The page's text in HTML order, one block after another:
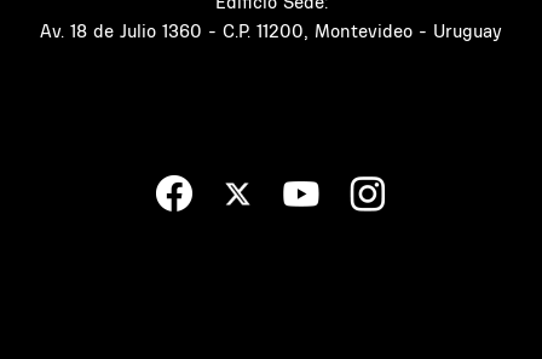
Av. 18 de Julio 1360 - C.P. 11200, Montevideo - Uruguay